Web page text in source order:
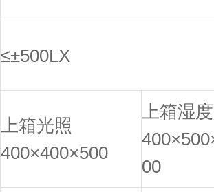
≤±500LX
上箱光照
400×400×500
上箱湿度
00